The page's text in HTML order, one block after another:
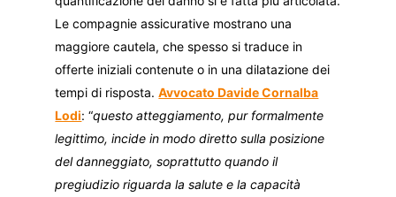
Le compagnie assicurative mostrano una
maggiore cautela, che spesso si traduce in
offerte iniziali contenute o in una dilatazione dei
tempi di risposta.Avvocato Davide Cornalba
Lodi: “questo atteggiamento, pur formalmente
legittimo, incide in modo diretto sulla posizione
del danneggiato, soprattutto quando il
pregiudizio riguarda la salute e la capacità